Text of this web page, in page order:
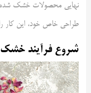
نهایی محصولات خشک شده
طراحی خاص خود، این کار
شروع فرآیند